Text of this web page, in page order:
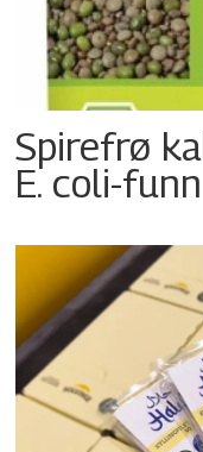
Spirefrø
E. coli-funn